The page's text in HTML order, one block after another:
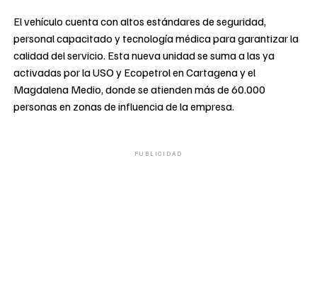
El vehículo cuenta con altos estándares de seguridad,
personal capacitado y tecnología médica para garantizar la
calidad del servicio. Esta nueva unidad se suma a las ya
activadas por la USO y Ecopetrol en Cartagena y el
Magdalena Medio, donde se atienden más de 60.000
personas en zonas de influencia de la empresa.
PUBLICIDAD